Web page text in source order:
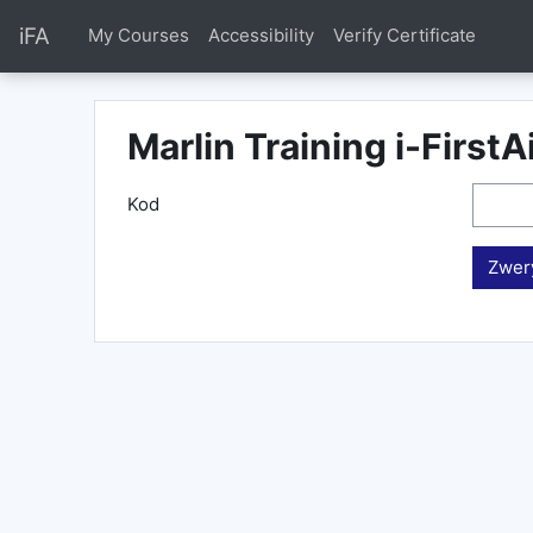
iFA My Courses Accessibility Verify Certificate
Marlin Training i-
Kod